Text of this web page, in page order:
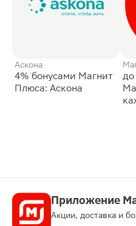
Аскона
4% бонусами Магнит
Плюса: Аскона
до
Приложение
Акции, доставка и